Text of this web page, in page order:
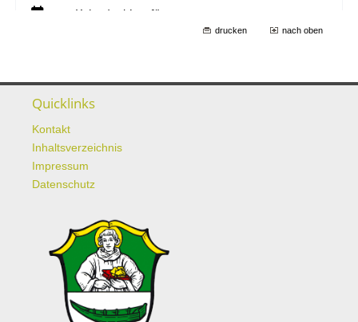
drucken nach oben
Quicklinks
Kontakt
Inhaltsverzeichnis
Impressum
Datenschutz